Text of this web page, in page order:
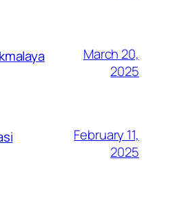
March 20,
2025
February 11,
2025